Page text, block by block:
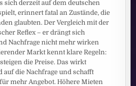
sich derzeit auf dem deutschen
erinnert fatal an Zustände, die
glaubten. Der Vergleich mit der
Reflex – er drängt sich
Nachfrage nicht mehr wirken
Markt kennt klare Regeln:
die Preise. Das wirkt
die Nachfrage und schafft
mehr Angebot. Höhere Mieten